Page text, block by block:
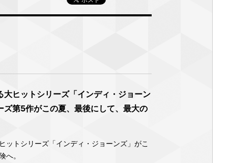
大ヒットシリーズ「インディ・ジョーン
ズ第5作がこの夏、最後にして、最大の
ットシリーズ「インディ・ジョーンズ」がこ
へ。